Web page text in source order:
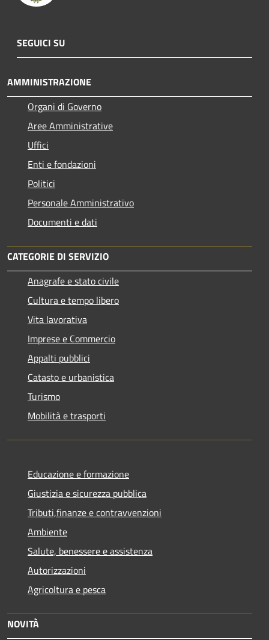
SEGUICI SU
AMMINISTRAZIONE
Organi di Governo
Aree Amministrative
Uffici
Enti e fondazioni
Politici
Personale Amministrativo
Documenti e dati
CATEGORIE DI SERVIZIO
Anagrafe e stato civile
Cultura e tempo libero
Vita lavorativa
Imprese e Commercio
Appalti pubblici
Catasto e urbanistica
Turismo
Mobilità e trasporti
Educazione e formazione
Giustizia e sicurezza pubblica
Tributi,finanze e contravvenzioni
Ambiente
Salute, benessere e assistenza
Autorizzazioni
Agricoltura e pesca
NOVITÀ